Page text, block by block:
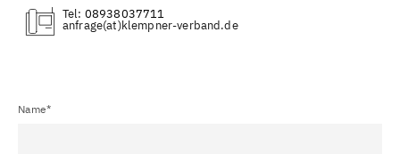
Tel: 08938037711
(at)
Name*